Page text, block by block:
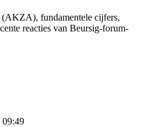
(AKZA), fundamentele cijfers,
reacties van Beursig-forum-